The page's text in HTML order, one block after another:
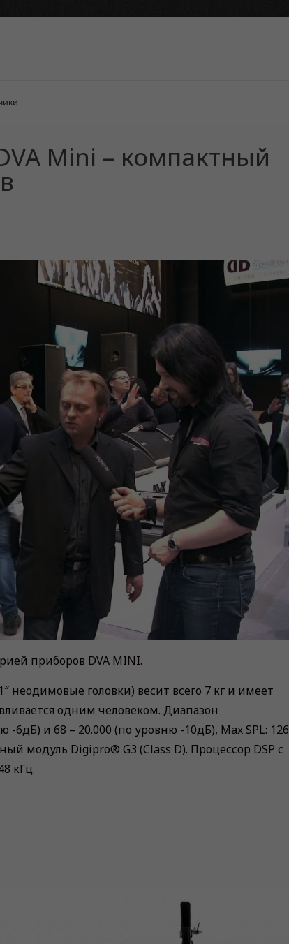
Mini – компактный
приборов DVA MINI.
неодимовые головки) весит всего 7 кг и имеет
одним человеком. Диапазон
6дБ) и 68 – 20.000 (по уровню -10дБ), Max SPL: 126
модуль Digipro® G3 (Class D). Процессор DSP с
кГц.